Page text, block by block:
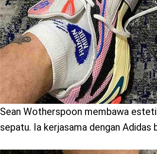
benefit
menarik
Sean Wotherspoon membawa
sepatu. Ia kerjasama dengan Adidas